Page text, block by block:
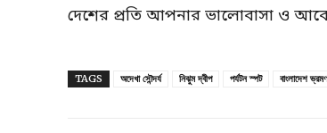
দেশের প্রতি আপনার ভালোবাসা ও
TAGS অদেখা সৌন্দর্য নিঝুম দ্বীপ পর্যটন স্পট বাংলাদেশ ভ্রমণ